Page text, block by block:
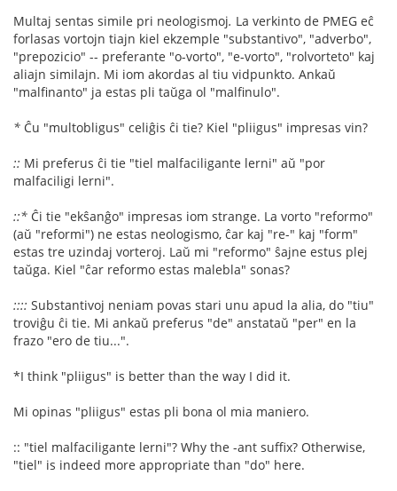
Multaj sentas simile pri neologismoj. La verkinto de PMEG eĉ
forlasas vortojn tiajn kiel ekzemple "substantivo", "adverbo",
"prepozicio" -- preferante "o-vorto", "e-vorto", "rolvorteto" kaj
aliajn similajn. Mi iom akordas al tiu vidpunkto. Ankaŭ
"malfinanto" ja estas pli taŭga ol "malfinulo".
* Ĉu "multobligus" celiĝis ĉi tie? Kiel "pliigus" impresas vin?
:: Mi preferus ĉi tie "tiel malfaciligante lerni" aŭ "por
malfaciligi lerni".
::* Ĉi tie "ekŝanĝo" impresas iom strange. La vorto "reformo"
(aŭ "reformi") ne estas neologismo, ĉar kaj "re-" kaj "form"
estas tre uzindaj vorteroj. Laŭ mi "reformo" ŝajne estus plej
taŭga. Kiel "ĉar reformo estas malebla" sonas?
:::: Substantivoj neniam povas stari unu apud la alia, do "tiu"
troviĝu ĉi tie. Mi ankaŭ preferus "de" anstataŭ "per" en la
frazo "ero de tiu...".
*I think "pliigus" is better than the way I did it.
Mi opinas "pliigus" estas pli bona ol mia maniero.
:: "tiel malfaciligante lerni"? Why the -ant suffix? Otherwise,
"tiel" is indeed more appropriate than "do" here.